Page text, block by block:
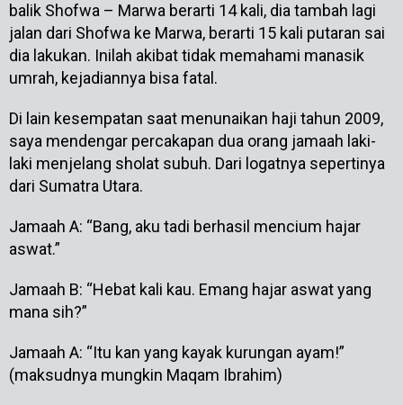
balik Shofwa – Marwa berarti 14 kali, dia tambah lagi
jalan dari Shofwa ke Marwa, berarti 15 kali putaran sai
dia lakukan. Inilah akibat tidak memahami manasik
umrah, kejadiannya bisa fatal.
Di lain kesempatan saat menunaikan haji tahun 2009,
saya mendengar percakapan dua orang jamaah laki-
laki menjelang sholat subuh. Dari logatnya sepertinya
dari Sumatra Utara.
Jamaah A: “Bang, aku tadi berhasil mencium hajar
aswat.”
Jamaah B: “Hebat kali kau. Emang hajar aswat yang
mana sih?”
Jamaah A: “Itu kan yang kayak kurungan ayam!”
(maksudnya mungkin Maqam Ibrahim)